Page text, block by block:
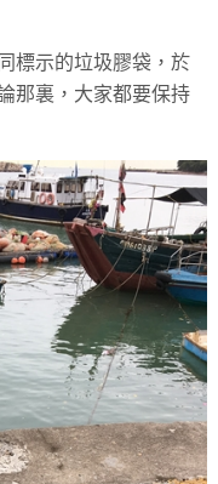
標示的垃圾膠袋，於
那裏，大家都要保持